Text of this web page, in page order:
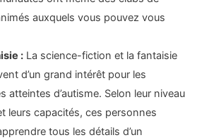
auxquels vous pouvez vous
: La science-fiction et la fantaisie
d’un grand intérêt pour les
atteintes d’autisme. Selon leur niveau
leurs capacités, ces personnes
tous les détails d’un